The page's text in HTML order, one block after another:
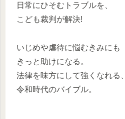
日常にひそむトラブルを、
こども裁判が解決!
いじめや虐待に悩むきみにも
きっと助けになる。
法律を味方にして強くなれる、
令和時代のバイブル。